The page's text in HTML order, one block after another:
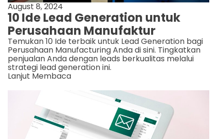
August 8, 2024
10 Ide Lead Generation untuk
Perusahaan Manufaktur
Temukan 10 Ide terbaik untuk Lead Generation bagi
Perusahaan Manufacturing Anda di sini. Tingkatkan
penjualan Anda dengan leads berkualitas melalui
strategi lead generation ini.
Lanjut Membaca